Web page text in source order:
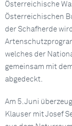
Österreichische
Österreichischen
der Schafherde
welches der
gemeinsam mit
abgedeckt.
Am 5. Juni
Klauser mit Josef